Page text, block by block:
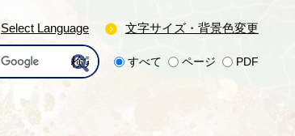
Select Language
文字サイズ・背景色変更
すべて ページ PDF